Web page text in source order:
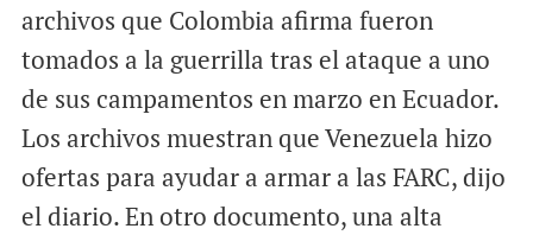
archivos que Colombia afirma fueron
tomados a la guerrilla tras el ataque a uno
de sus campamentos en marzo en Ecuador.
Los archivos muestran que Venezuela hizo
ofertas para ayudar a armar a las FARC, dijo
el diario. En otro documento, una alta